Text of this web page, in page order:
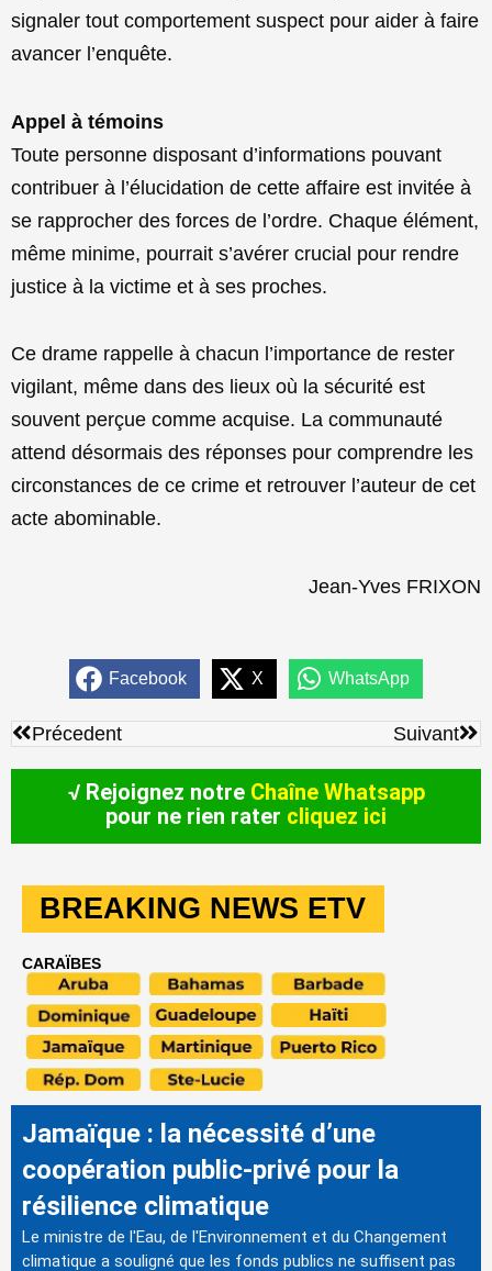
signaler tout comportement suspect pour aider à faire
avancer l’enquête.
Appel à témoins
Toute personne disposant d’informations pouvant
contribuer à l’élucidation de cette affaire est invitée à
se rapprocher des forces de l’ordre. Chaque élément,
même minime, pourrait s’avérer crucial pour rendre
justice à la victime et à ses proches.
Ce drame rappelle à chacun l’importance de rester
vigilant, même dans des lieux où la sécurité est
souvent perçue comme acquise. La communauté
attend désormais des réponses pour comprendre les
circonstances de ce crime et retrouver l’auteur de cet
acte abominable.
Jean-Yves FRIXON
Facebook X WhatsApp
Précédent
Précedent Suivant
√ Rejoignez notre Chaîne Whatsapp
pour ne rien rater cliquez ici
BREAKING NEWS ETV
CARAÏBES
Jamaïque : la nécessité d’une
coopération public-privé pour la
résilience climatique
Le ministre de l'Eau, de l'Environnement et du Changement
climatique a souligné que les fonds publics ne suffisent pas